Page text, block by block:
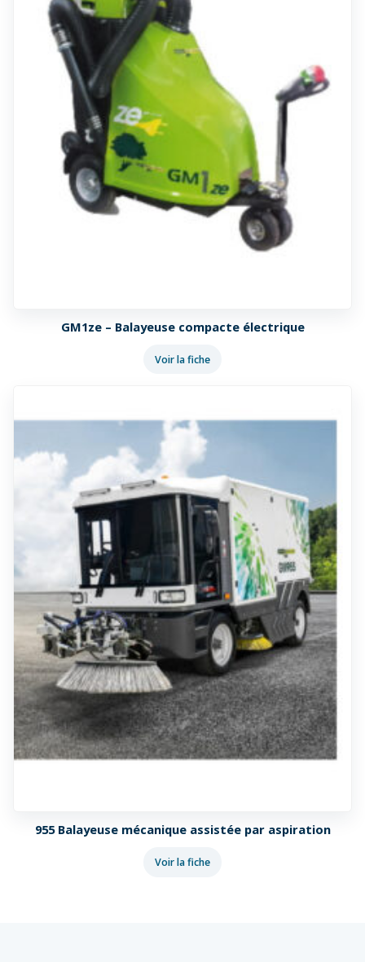
GM1ze – Balayeuse compacte électrique
Voir la fiche
955 Balayeuse mécanique assistée par aspiration
Voir la fiche